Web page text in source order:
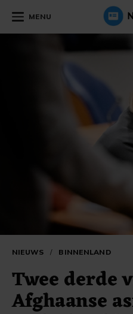
MENU
NIEUWS / BINNENLAND
Twee derde
Afghaanse